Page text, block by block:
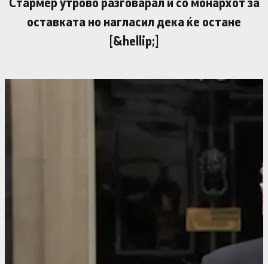
оставката но нагласил дека ќе остане
[&hellip;]